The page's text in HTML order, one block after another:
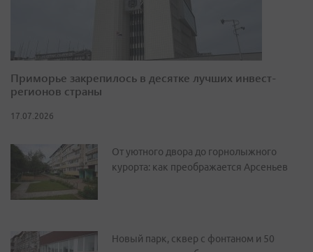
Приморье закрепилось в десятке лучших инвест-
регионов страны
17.07.2026
От уютного двора до горнолыжного
курорта: как преображается Арсеньев
Новый парк, сквер с фонтаном и 50